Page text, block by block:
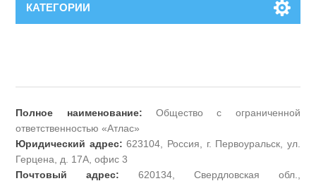
КАТЕГОРИИ
Полное наименование: Общество с ограниченной
ответственностью «Атлас»
Юридический адрес: 623104, Россия, г. Первоуральск, ул.
Герцена, д. 17А, офис 3
Почтовый адрес: 620134, Свердловская обл.,